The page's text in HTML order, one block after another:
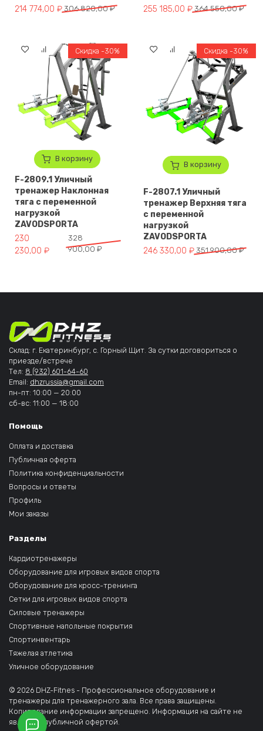
306 820,00₽
Первоначальная цена составляла 306 820,00 ₽.
214 774,00 ₽
Текущая цена: 214 774,00 ₽. 364 550,00₽
Первоначальная цена
255 185,00 ₽
Текущая цена: 255 185,00 ₽.
В корзину
Скидка -30%
F-2809.1 Уличный
тренажер Наклонная
тяга с переменной
нагрузкой
ZAVODSPORTA
328
900,00 ₽
Первоначальная цена составляла 328 900,00 ₽.
230
230,00 ₽
Текущая цена: 230 230,00 ₽.
В корзину
Скидка -30%
F-2807.1 Уличный
тренажер Верхняя тяга
с переменной
нагрузкой
ZAVODSPORTA
351 900,00₽
Первоначальная цена
246 330,00 ₽
Текущая цена: 246 330,00 ₽.
Склад: г. Екатеринбург, с. Горный Щит. За сутки договориться о
приезде/встрече
Тел: 8 (932) 601-64-60
Email: dhzrussia@gmail.com
пн-пт: 10:00 — 20:00
сб-вс: 11:00 — 18:00
Помощь
Оплата и доставка
Публичная оферта
Политика конфиденциальности
Вопросы и ответы
Профиль
Мои заказы
Разделы
Кардиотренажеры
Оборудование для игровых видов спорта
Оборудование для кросс-тренинга
Сетки для игровых видов спорта
Силовые тренажеры
Спортивные напольные покрытия
Спортинвентарь
Тяжелая атлетика
Уличное оборудование
© 2026 DHZ-Fitnes - Профессиональное оборудование и
тренажеры для тренажерного зала. Все права защищены.
Копирование информации запрещено. Информация на сайте не
является публичной офертой.